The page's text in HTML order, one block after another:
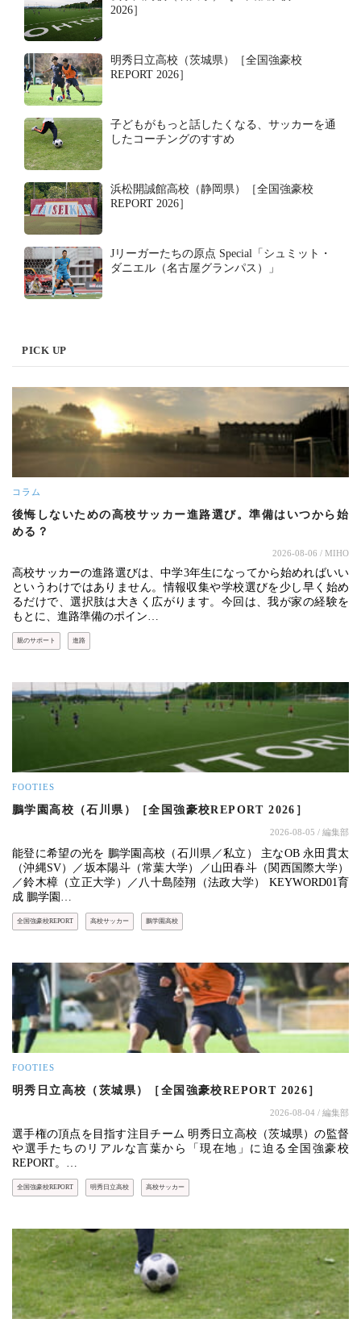
2026］
明秀日立高校（茨城県）［全国強豪校
REPORT 2026］
子どもがもっと話したくなる、サッカーを通
したコーチングのすすめ
浜松開誠館高校（静岡県）［全国強豪校
REPORT 2026］
Jリーガーたちの原点 Special「シュミット・
ダニエル（名古屋グランパス）」
PICK UP
コラム
後悔しないための高校サッカー進路選び。準備はいつから始
める？
2026-08-06 / MIHO
高校サッカーの進路選びは、中学3年生になってから始めればいい
というわけではありません。情報収集や学校選びを少し早く始め
るだけで、選択肢は大きく広がります。今回は、我が家の経験を
もとに、進路準備のポイン…
親のサポート 進路
FOOTIES
鵬学園高校（石川県）［全国強豪校REPORT 2026］
2026-08-05 / 編集部
能登に希望の光を 鵬学園高校（石川県／私立） 主なOB 永田貫太
（沖縄SV）／坂本陽斗（常葉大学）／山田春斗（関西国際大学）
／鈴木樟（立正大学）／八十島陸翔（法政大学） KEYWORD01育
成 鵬学園…
全国強豪校REPORT 高校サッカー 鵬学園高校
FOOTIES
明秀日立高校（茨城県）［全国強豪校REPORT 2026］
2026-08-04 / 編集部
選手権の頂点を目指す注目チーム 明秀日立高校（茨城県）の監督
や選手たちのリアルな言葉から「現在地」に迫る全国強豪校
REPORT。…
全国強豪校REPORT 明秀日立高校 高校サッカー